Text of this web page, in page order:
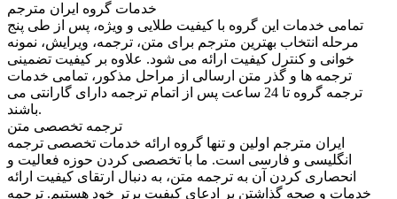
خدمات گروه ایران مترجم
تمامی خدمات این گروه با کیفیت طلایی و ویژه، پس از طی پنج
مرحله انتخاب بهترین مترجم برای متن، ترجمه، ویرایش، نمونه
خوانی و کنترل کیفیت ارائه می شود. علاوه بر کیفیت تضمینی
ترجمه ها و گذر متن ارسالی از مراحل مذکور، تمامی خدمات
ترجمه گروه تا 24 ساعت پس از اتمام ترجمه دارای گارانتی می
باشند.
ترجمه تخصصی متن
ایران مترجم اولین و تنها گروه ارائه خدمات تخصصی ترجمه
انگلیسی و فارسی است. ما با تخصصی کردن حوزه فعالیت و
انحصاری کردن آن به ترجمه متن، به دنبال ارتقای کیفیت ارائه
خدمات و صحه گذاشتن بر ادعای کیفیت برتر خود هستیم. ترجمه